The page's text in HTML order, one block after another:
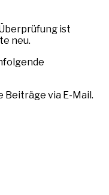
ist
neu.
Beiträge via E-Mail.